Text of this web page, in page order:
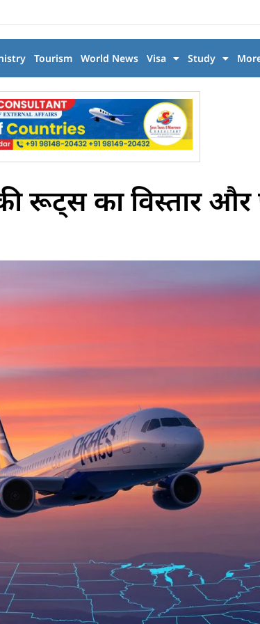
Tourism World News Visa Study
रूट्स का विस्तार